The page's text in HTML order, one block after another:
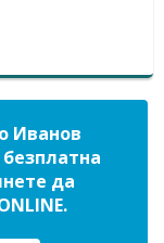
Иванов
да